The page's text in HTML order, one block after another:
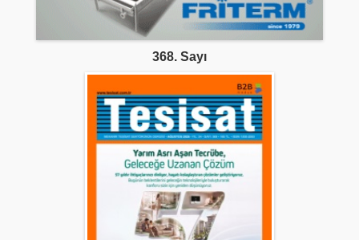
368. Sayı